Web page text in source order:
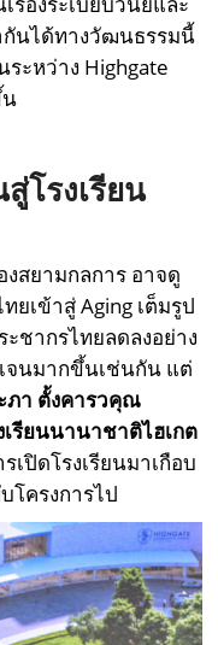
กันได้ทางวัฒนธรรมนี้
ะหว่าง Highgate
น
โรงเรียน
สยามกลการ อาจดู
ยเข้าสู่ Aging เต็มรูป
ชากรไทยลดลงอย่าง
จนมากขึ้นเช่นกัน แต่
ภา ตั้งคารวคุณ
รียนนานาชาติไฮเกต
ปิดโรงเรียนมาเกือบ
ครงการไป